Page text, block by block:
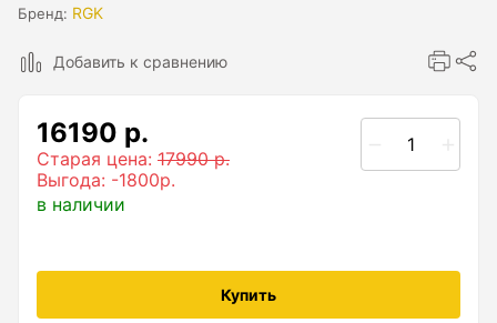
Бренд: RGK
Добавить к сравнению
16190 р.
Старая цена: 17990 р.
Выгода: -1800р.
в наличии
Купить
Дальномеры
Дальномеры рулетки лазерные
Лазерный датчик расстояния
Аксессуары к дорожным колесам